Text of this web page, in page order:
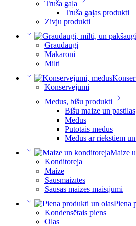
Truša gaļa
Truša gaļas produkti
Zivju produkti
Graudaugi
Makaroni
Milti
Konservējumi
Medus, bišu produkti
Bišu maize un pastilas
Medus
Putotais medus
Medus ar riekstiem
Maize
Konditoreja
Maize
Sausmaizītes
Sausās maizes maisījumi
Piena
Kondensētais piens
Olas